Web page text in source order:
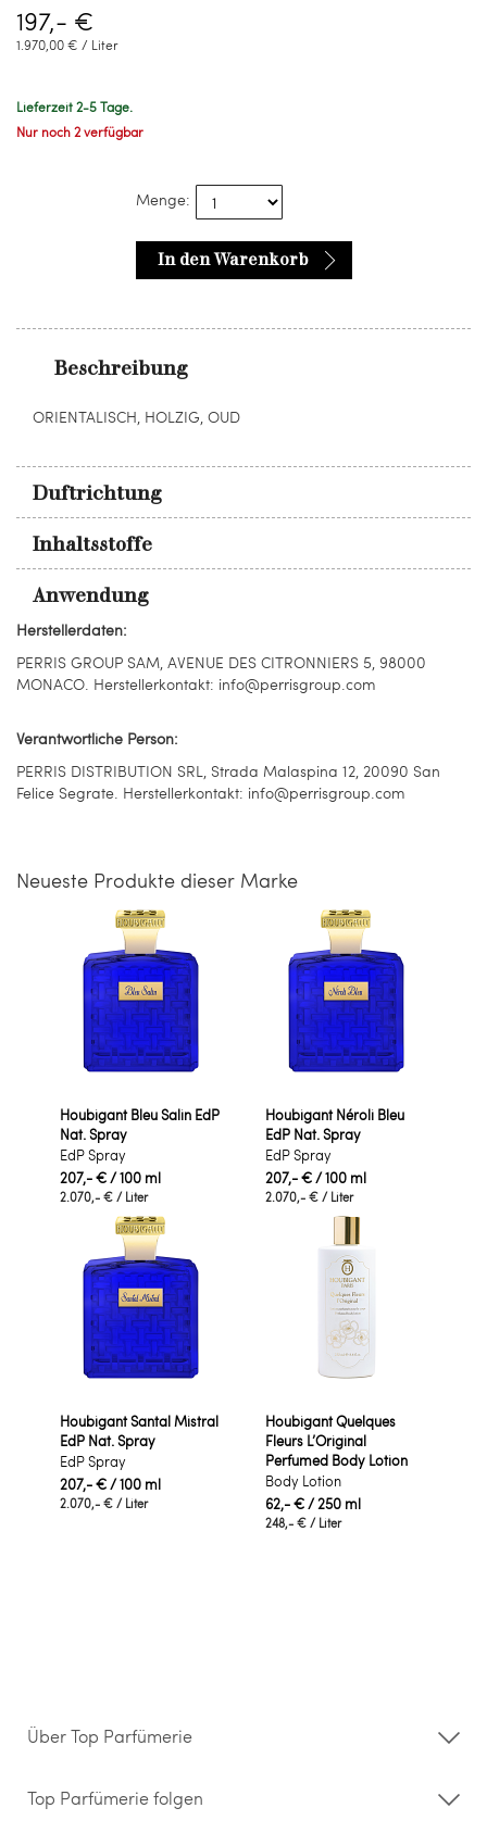
197,- €
1.970,00 € / Liter
Lieferzeit 2-5 Tage.
Nur noch 2 verfügbar
Menge:
In den Warenkorb
Beschreibung
ORIENTALISCH, HOLZIG, OUD
Duftrichtung
Inhaltsstoffe
Anwendung
Herstellerdaten:
PERRIS GROUP SAM, AVENUE DES CITRONNIERS 5, 98000
MONACO. Herstellerkontakt: info@perrisgroup.com
Verantwortliche Person:
PERRIS DISTRIBUTION SRL, Strada Malaspina 12, 20090 San
Felice Segrate. Herstellerkontakt: info@perrisgroup.com
Neueste Produkte dieser Marke
Houbigant Bleu Salin EdP
Nat. Spray
EdP Spray
207,- €/ 100 ml
2.070,- € / Liter
Houbigant Néroli Bleu
EdP Nat. Spray
EdP Spray
207,- €/ 100 ml
2.070,- € / Liter
Houbigant Santal Mistral
EdP Nat. Spray
EdP Spray
207,- €/ 100 ml
2.070,- € / Liter
Houbigant Quelques
Fleurs L’Original
Perfumed Body Lotion
Body Lotion
62,- €/ 250 ml
248,- € / Liter
Über Top Parfümerie
Storefinder
Kontakt
Top Parfümerie folgen